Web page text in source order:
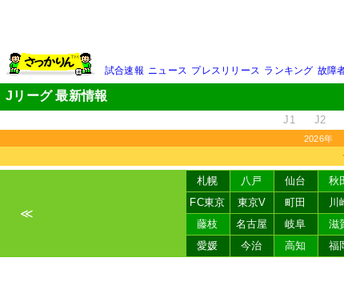
試合速報 ニュース プレスリリース ランキング 故障
Jリーグ 最新情報
J1 J2
2026年
≪
札幌 八戸 仙台 秋
FC東京
東京V 町田 川
藤枝
名古屋 岐阜 滋
愛媛
今治 高知 福